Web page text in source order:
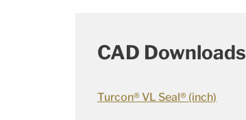
CAD Downloads
Turcon® VL Seal® (inch)